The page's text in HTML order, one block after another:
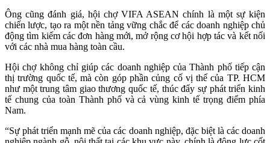
Ông cũng đánh giá, hội chợ VIFA ASEAN chính là một sự kiện
chiến lược, tạo ra một nền tảng vững chắc để các doanh nghiệp chủ
động tìm kiếm các đơn hàng mới, mở rộng cơ hội hợp tác và kết nối
với các nhà mua hàng toàn cầu.
Hội chợ không chỉ giúp các doanh nghiệp của Thành phố tiếp cận
thị trường quốc tế, mà còn góp phần củng cố vị thế của TP. HCM
như một trung tâm giao thương quốc tế, thúc đẩy sự phát triển kinh
tế chung của toàn Thành phố và cả vùng kinh tế trọng điểm phía
Nam.
“Sự phát triển mạnh mẽ của các doanh nghiệp, đặc biệt là các doanh